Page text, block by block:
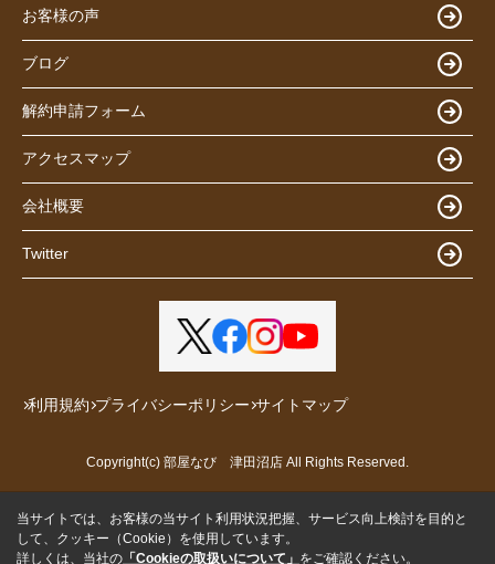
お客様の声
ブログ
解約申請フォーム
アクセスマップ
会社概要
Twitter
利用規約 プライバシーポリシー サイトマップ
Copyright(c) 部屋なび 津田沼店 All Rights Reserved.
当サイトでは、お客様の当サイト利用状況把握、サービス向上検討を目的と
して、クッキー（Cookie）を使用しています。
詳しくは、当社の 「Cookieの取扱いについて」 をご確認ください。